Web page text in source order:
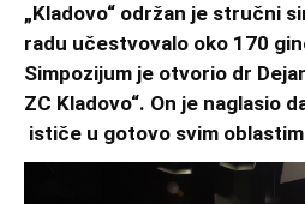
„Kladovo“ održan je stručni
radu učestvovalo oko 170
Simpozijum je otvorio dr
ZC Kladovo“. On je naglasio
ističe u gotovo svim